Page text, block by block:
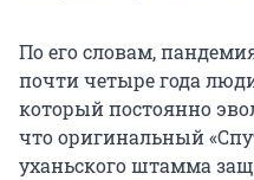
По его словам,
почти четыре года
который постоянно
что оригинальный
уханьского штамма